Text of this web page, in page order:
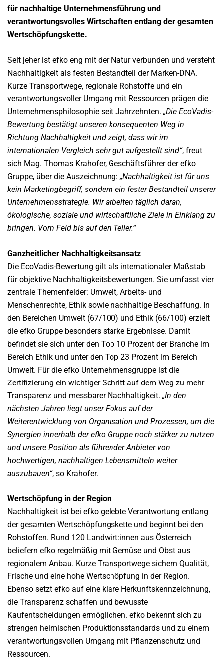
für nachhaltige Unternehmensführung und
verantwortungsvolles Wirtschaften entlang der gesamten
Wertschöpfungskette.
Seit jeher ist efko eng mit der Natur verbunden und versteht
Nachhaltigkeit als festen Bestandteil der Marken-DNA.
Kurze Transportwege, regionale Rohstoffe und ein
verantwortungsvoller Umgang mit Ressourcen prägen die
Unternehmensphilosophie seit Jahrzehnten. „Die EcoVadis-
Bewertung bestätigt unseren konsequenten Weg in
Richtung Nachhaltigkeit und zeigt, dass wir im
internationalen Vergleich sehr gut aufgestellt sind“, freut
sich Mag. Thomas Krahofer, Geschäftsführer der efko
Gruppe, über die Auszeichnung: „Nachhaltigkeit ist für uns
kein Marketingbegriff, sondern ein fester Bestandteil unserer
Unternehmensstrategie. Wir arbeiten täglich daran,
ökologische, soziale und wirtschaftliche Ziele in Einklang zu
bringen. Vom Feld bis auf den Teller.“
Ganzheitlicher Nachhaltigkeitsansatz
Die EcoVadis-Bewertung gilt als internationaler Maßstab
für objektive Nachhaltigkeitsbewertungen. Sie umfasst vier
zentrale Themenfelder: Umwelt, Arbeits- und
Menschenrechte, Ethik sowie nachhaltige Beschaffung. In
den Bereichen Umwelt (67/100) und Ethik (66/100) erzielt
die efko Gruppe besonders starke Ergebnisse. Damit
befindet sie sich unter den Top 10 Prozent der Branche im
Bereich Ethik und unter den Top 23 Prozent im Bereich
Umwelt. Für die efko Unternehmensgruppe ist die
Zertifizierung ein wichtiger Schritt auf dem Weg zu mehr
Transparenz und messbarer Nachhaltigkeit. „In den
nächsten Jahren liegt unser Fokus auf der
Weiterentwicklung von Organisation und Prozessen, um die
Synergien innerhalb der efko Gruppe noch stärker zu nutzen
und unsere Position als führender Anbieter von
hochwertigen, nachhaltigen Lebensmitteln weiter
auszubauen“, so Krahofer.
Wertschöpfung in der Region
Nachhaltigkeit ist bei efko gelebte Verantwortung entlang
der gesamten Wertschöpfungskette und beginnt bei den
Rohstoffen. Rund 120 Landwirt:innen aus Österreich
beliefern efko regelmäßig mit Gemüse und Obst aus
regionalem Anbau. Kurze Transportwege sichern Qualität,
Frische und eine hohe Wertschöpfung in der Region.
Ebenso setzt efko auf eine klare Herkunftskennzeichnung,
die Transparenz schaffen und bewusste
Kaufentscheidungen ermöglichen. efko bekennt sich zu
strengen heimischen Produktionsstandards und zu einem
verantwortungsvollen Umgang mit Pflanzenschutz und
Ressourcen.